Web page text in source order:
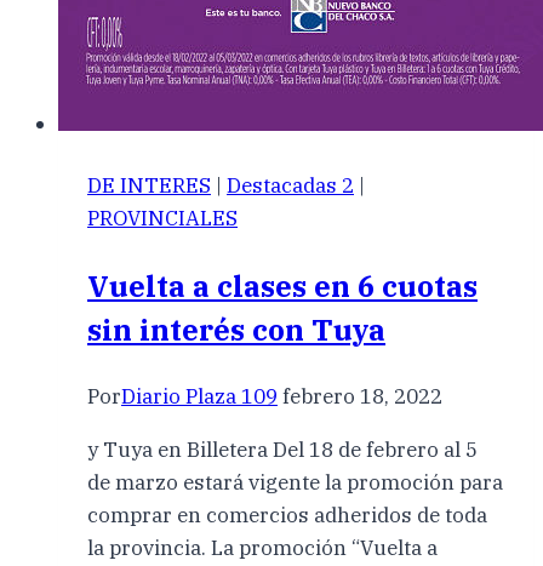
DE INTERES | Destacadas 2 |
PROVINCIALES
Vuelta a clases en 6 cuotas
sin interés con Tuya
PorDiario Plaza 109 febrero 18, 2022
y Tuya en Billetera Del 18 de febrero al 5
de marzo estará vigente la promoción para
comprar en comercios adheridos de toda
la provincia. La promoción “Vuelta a